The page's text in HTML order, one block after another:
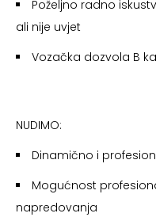
Poželjno radno
ali nije uvjet
Vozačka dozvola B
NUDIMO:
Dinamično i
Mogućnost
napredovanja